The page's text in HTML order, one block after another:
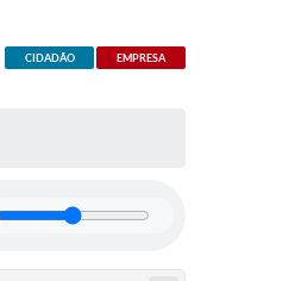
CIDADÃO EMPRESA